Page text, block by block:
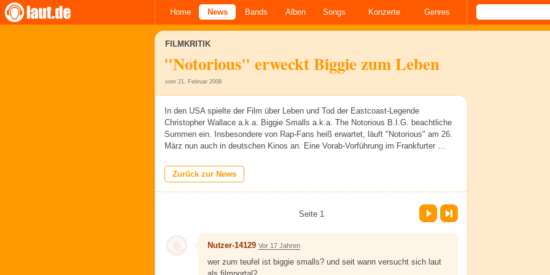
Home News Bands Alben Songs Konzerte Genres
FILMKRITIK
"Notorious" erweckt Biggie zum Leben
vom 21. Februar 2009
In den USA spielte der Film über Leben und Tod der Eastcoast-Legende
Christopher Wallace a.k.a. Biggie Smalls a.k.a. The Notorious B.I.G. beachtliche
Summen ein. Insbesondere von Rap-Fans heiß erwartet, läuft "Notorious" am 26.
März nun auch in deutschen Kinos an. Eine Vorab-Vorführung im Frankfurter …
Zurück zur News
Seite 1
Vor Letzte Seite
Nutzer-14129 Vor 17 Jahren
wer zum teufel ist biggie smalls? und seit wann versucht sich laut